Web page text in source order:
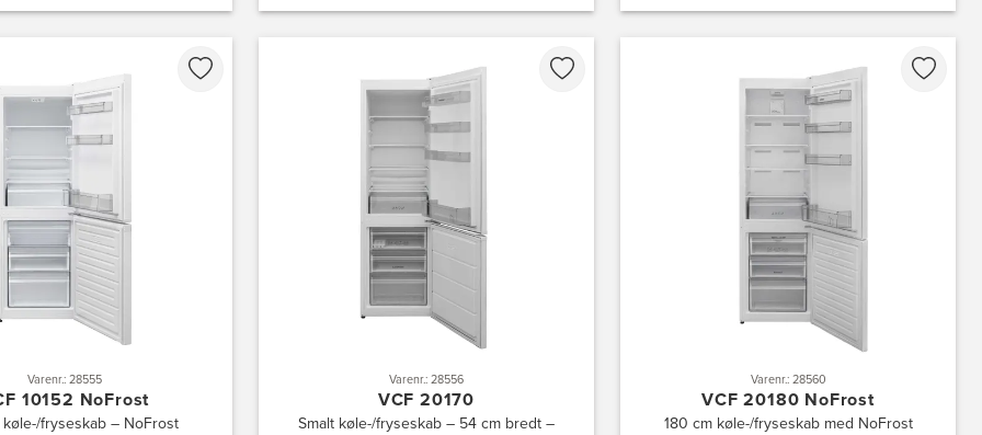
Varenr.: 28555
10152 NoFrost
køle-/fryseskab – NoFrost
Varenr.: 28556
VCF 20170
Smalt køle-/fryseskab – 54 cm bredt –
Varenr.: 28560
VCF 20180 NoFrost
180 cm køle-/fryseskab med NoFrost